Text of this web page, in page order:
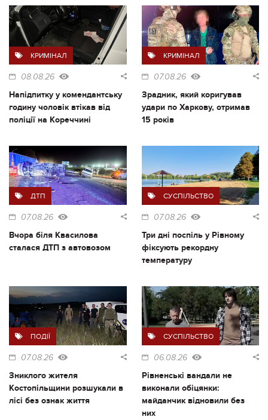
КРИМІНАЛ
08.08.26
Напідпитку у комендантську
годину чоловік втікав від
поліції на Кореччині
КРИМІНАЛ
07.08.26
Зрадник, який коригував
удари по Харкову, отримав
15 років
ДТП
07.08.26
Вчора біля Квасилова
сталася ДТП з автовозом
СУСПІЛЬСТВО
07.08.26
Три дні поспіль у Рівному
фіксують рекордну
температуру
ПОДІЇ
07.08.26
Зниклого жителя
Костопільщини розшукали в
лісі без ознак життя
СУСПІЛЬСТВО
06.08.26
Рівненські вандали не
виконали обіцянки:
майданчик відновили без
них